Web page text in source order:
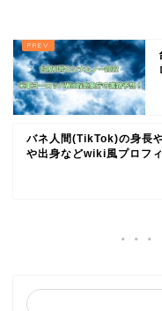
バネ人間(TikTok)の身長
や出身などwiki風プロフ